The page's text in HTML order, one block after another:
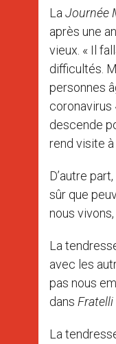
La Journée
après une
vieux. « Il
difficultés.
personnes
coronavirus
descende
rend visite à
D’autre part,
sûr que
nous
La
avec les
pas nous
dans
La